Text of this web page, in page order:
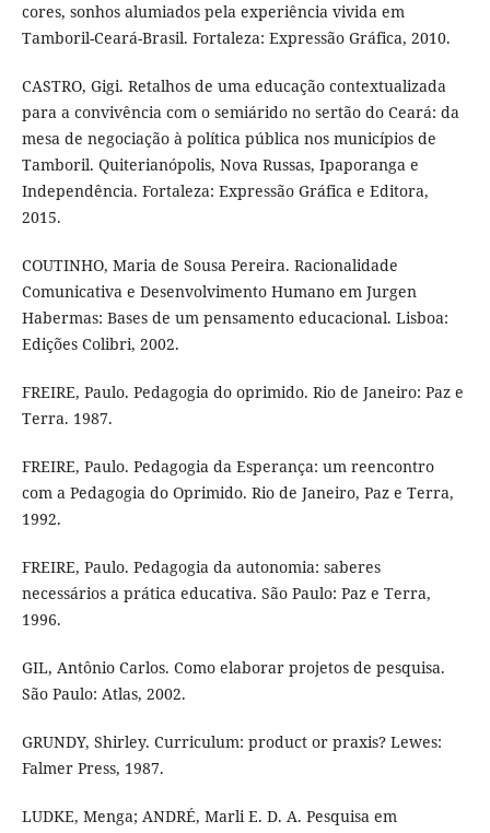
cores, sonhos alumiados pela experiência vivida em
Tamboril-Ceará-Brasil. Fortaleza: Expressão Gráfica, 2010.
CASTRO, Gigi. Retalhos de uma educação contextualizada
para a convivência com o semiárido no sertão do Ceará: da
mesa de negociação à política pública nos municípios de
Tamboril. Quiterianópolis, Nova Russas, Ipaporanga e
Independência. Fortaleza: Expressão Gráfica e Editora,
2015.
COUTINHO, Maria de Sousa Pereira. Racionalidade
Comunicativa e Desenvolvimento Humano em Jurgen
Habermas: Bases de um pensamento educacional. Lisboa:
Edições Colibri, 2002.
FREIRE, Paulo. Pedagogia do oprimido. Rio de Janeiro: Paz e
Terra. 1987.
FREIRE, Paulo. Pedagogia da Esperança: um reencontro
com a Pedagogia do Oprimido. Rio de Janeiro, Paz e Terra,
1992.
FREIRE, Paulo. Pedagogia da autonomia: saberes
necessários a prática educativa. São Paulo: Paz e Terra,
1996.
GIL, Antônio Carlos. Como elaborar projetos de pesquisa.
São Paulo: Atlas, 2002.
GRUNDY, Shirley. Curriculum: product or praxis? Lewes:
Falmer Press, 1987.
LUDKE, Menga; ANDRÉ, Marli E. D. A. Pesquisa em